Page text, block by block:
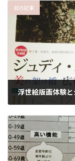
前の記事
浮世絵版画体験